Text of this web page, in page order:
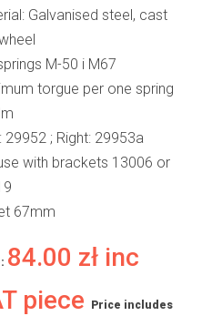
Galvanised steel, cast
M-50 i M67
torgue per one spring
29952 ; Right: 29953a
with brackets 13006 or
67mm
84.00 zł inc
piece
Price includes